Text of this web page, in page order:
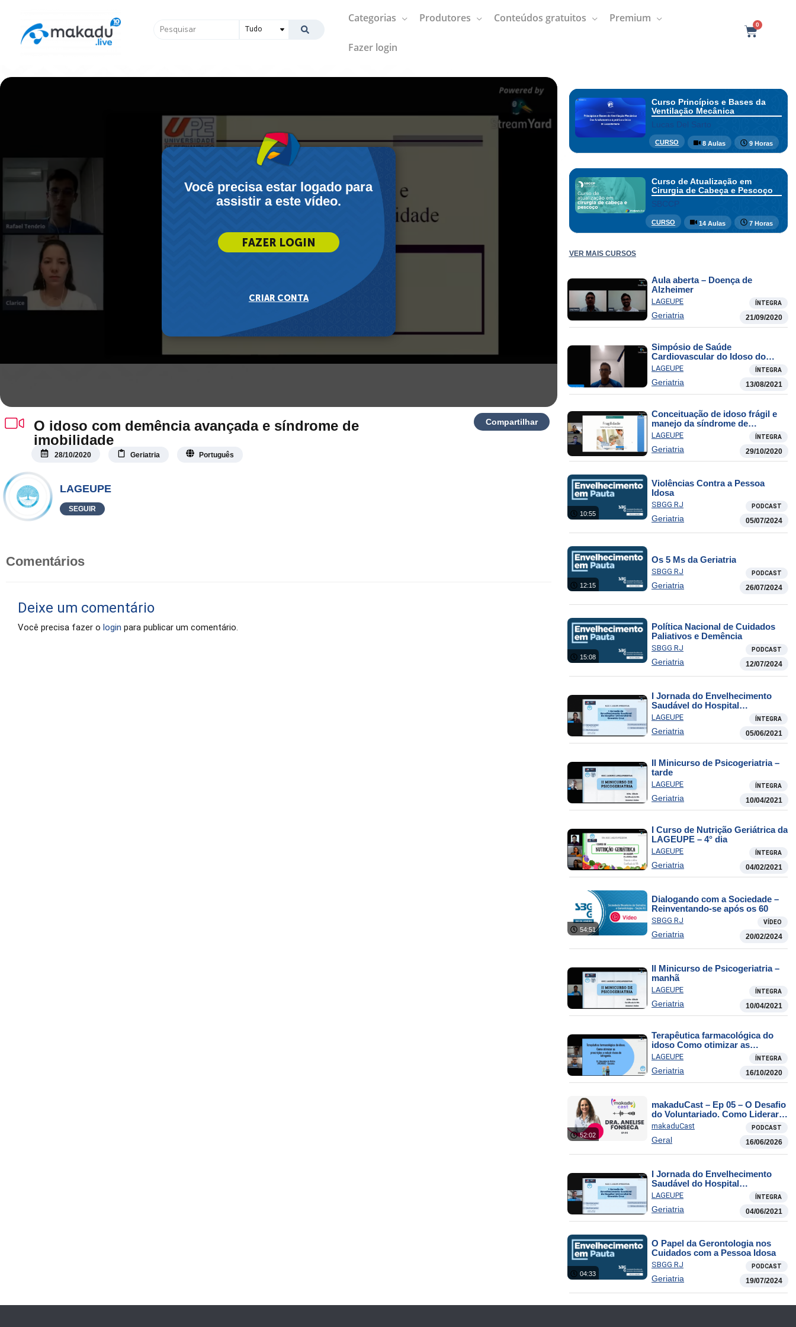
Pesquisar
Categorias Produtores Conteúdos gratuitos Premium
Fazer login
0C
Você precisa estar logado para
assistir a este vídeo.
O idoso com demência avançada e síndrome de
imobilidade
Compartilhar
28/10/2020 Geriatria Português
LAGEUPE
SEGUIR
Comentários
Deixe um comentário
Você precisa fazer o login para publicar um comentário.
Curso Princípios e Bases da
Ventilação Mecânica
Lucas Del Sarto
CURSO 8 Aulas 9 Horas
Curso de Atualização em
Cirurgia de Cabeça e Pescoço
SBCCP
CURSO 14 Aulas 7 Horas
VER MAIS CURSOS
Aula aberta – Doença de
Alzheimer
LAGEUPE ÍNTEGRA
Geriatria 21/09/2020
Simpósio de Saúde
Cardiovascular do Idoso do
Hospital Universitário Oswaldo
Cruz – Sexta
LAGEUPE ÍNTEGRA
Geriatria 13/08/2021
Conceituação de idoso frágil e
manejo da síndrome de
fragilidade
LAGEUPE ÍNTEGRA
Geriatria 29/10/2020
10:55
Violências Contra a Pessoa
Idosa
SBGG RJ PODCAST
Geriatria 05/07/2024
12:15
Os 5 Ms da Geriatria
SBGG RJ PODCAST
Geriatria 26/07/2024
15:08
Política Nacional de Cuidados
Paliativos e Demência
SBGG RJ PODCAST
Geriatria 12/07/2024
I Jornada do Envelhecimento
Saudável do Hospital
Universitário Oswaldo Cruz –
sábado (tarde)
LAGEUPE ÍNTEGRA
Geriatria 05/06/2021
II Minicurso de Psicogeriatria –
tarde
LAGEUPE ÍNTEGRA
Geriatria 10/04/2021
I Curso de Nutrição Geriátrica da
LAGEUPE – 4° dia
LAGEUPE ÍNTEGRA
Geriatria 04/02/2021
54:51
Dialogando com a Sociedade –
Reinventando-se após os 60
SBGG RJ VÍDEO
Geriatria 20/02/2024
II Minicurso de Psicogeriatria –
manhã
LAGEUPE ÍNTEGRA
Geriatria 10/04/2021
Terapêutica farmacológica do
idoso Como otimizar as
prescrições e reduzir riscos de
iatrogenia
LAGEUPE ÍNTEGRA
Geriatria 16/10/2020
52:02
makaduCast – Ep 05 – O Desafio
do Voluntariado. Como Liderar
sem Relação de Emprego?
makaduCast PODCAST
Geral 16/06/2026
I Jornada do Envelhecimento
Saudável do Hospital
Universitário Oswaldo Cruz –
sexta
LAGEUPE ÍNTEGRA
Geriatria 04/06/2021
04:33
O Papel da Gerontologia nos
Cuidados com a Pessoa Idosa
SBGG RJ PODCAST
Geriatria 19/07/2024